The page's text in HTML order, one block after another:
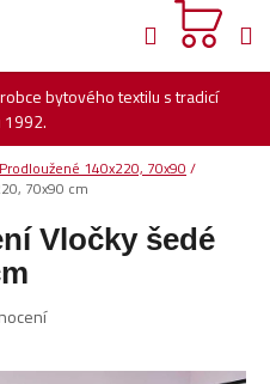
bytového textilu s tradicí
Hledat
Prodloužené 140x220, 70x90 /
70x90 cm
Vločky šedé